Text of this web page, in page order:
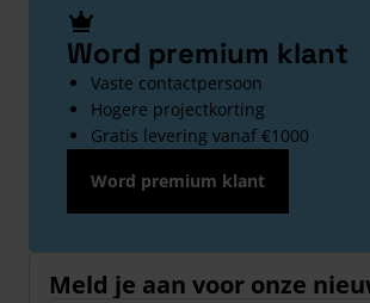
Word premium klant
Vaste contactpersoon
Hogere projectkorting
Gratis levering vanaf €1000
Word premium klant
Meld je aan voor onze